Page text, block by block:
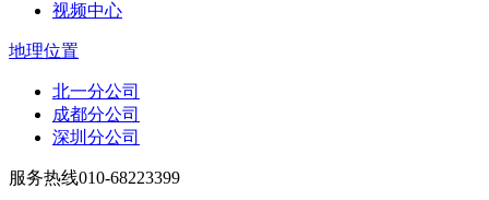
视频中心
地理位置
北一分公司
成都分公司
深圳分公司
服务热线010-68223399